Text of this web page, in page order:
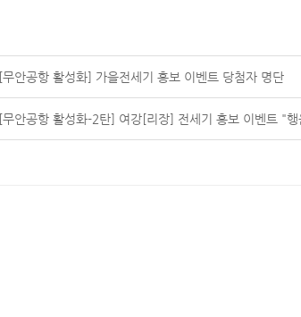
[무안공항 활성화] 가을전세기 홍보 이벤트 당첨자 명단
[무안공항 활성화-2탄] 여강[리장] 전세기 홍보 이벤트 "